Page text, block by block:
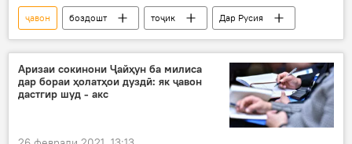
ҷавон боздошт тоҷик Дар Русия
Аризаи сокинони Ҷайҳун ба милиса
дар бораи ҳолатҳои дуздӣ: як ҷавон
дастгир шуд - акс